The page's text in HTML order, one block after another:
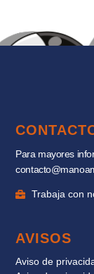
Para mayores
Trabaja con
AVISOS
Aviso de